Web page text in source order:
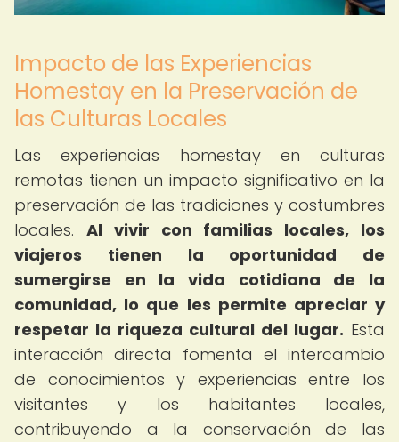
Impacto de las Experiencias
Homestay en la Preservación de
las Culturas Locales
Las experiencias homestay en culturas
remotas tienen un impacto significativo en la
preservación de las tradiciones y costumbres
locales. Al vivir con familias locales, los
viajeros tienen la oportunidad de
sumergirse en la vida cotidiana de la
comunidad, lo que les permite apreciar y
respetar la riqueza cultural del lugar. Esta
interacción directa fomenta el intercambio
de conocimientos y experiencias entre los
visitantes y los habitantes locales,
contribuyendo a la conservación de las